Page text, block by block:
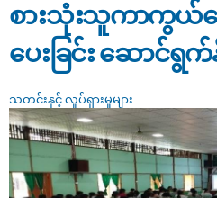
စားသုံးသူကာကွယ်
ပေးခြင်း ဆောင်ရွ
သတင်းနှင့် လှုပ်ရှားမှုများ